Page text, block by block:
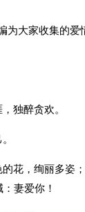
为大家收集的爱
独醉贪欢。
花，绚丽多姿
妻爱你！